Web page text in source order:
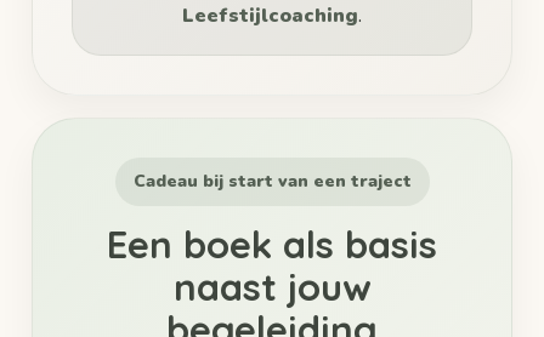
Leefstijlcoaching.
Cadeau bij start van een traject
Een boek als basis
naast jouw